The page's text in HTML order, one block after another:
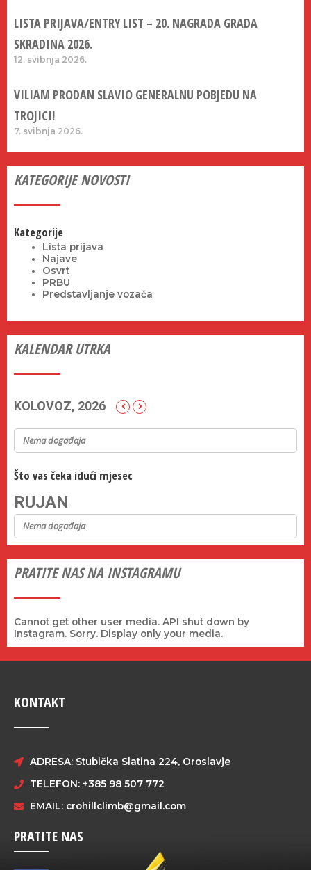
LISTA PRIJAVA/ENTRY LIST – 20. NAGRADA GRADA
SKRADINA 2026.
12. svibnja 2026.
VILIAM PRODAN SLAVIO GENERALNU POBJEDU NA
TROJICI!
7. svibnja 2026.
KATEGORIJE NOVOSTI
Kategorije
Lista prijava
Najave
Osvrt
PRBU
Predstavljanje vozača
KALENDAR UTRKA
KOLOVOZ, 2026
Nema događaja
Što vas čeka idući mjesec
RUJAN
Nema događaja
PRATITE NAS NA INSTAGRAMU
Cannot get other user media. API shut down by
Instagram. Sorry. Display only your media.
KONTAKT
ADRESA: Stubička Slatina 224, Oroslavje
TELEFON: +385 98 507 772
EMAIL: crohillclimb@gmail.com
PRATITE NAS